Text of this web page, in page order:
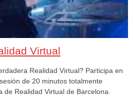
Virtual
Realidad Virtual? Participa en
de 20 minutos totalmente
de Realidad Virtual de Barcelona.